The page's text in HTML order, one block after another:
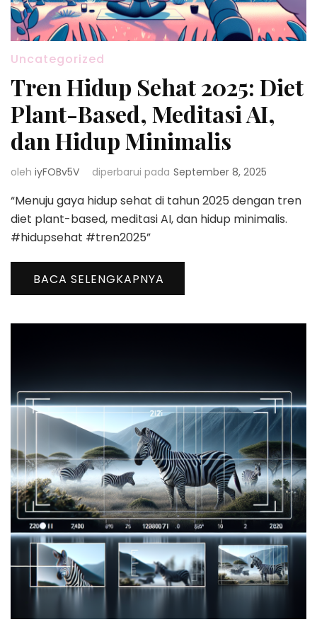
Uncategorized
Tren Hidup Sehat 2025: Diet
Plant-Based, Meditasi AI,
dan Hidup Minimalis
oleh iyFOBv5V diperbarui pada September 8, 2025
“Menuju gaya hidup sehat di tahun 2025 dengan tren
diet plant-based, meditasi AI, dan hidup minimalis.
#hidupsehat #tren2025”
BACA SELENGKAPNYA